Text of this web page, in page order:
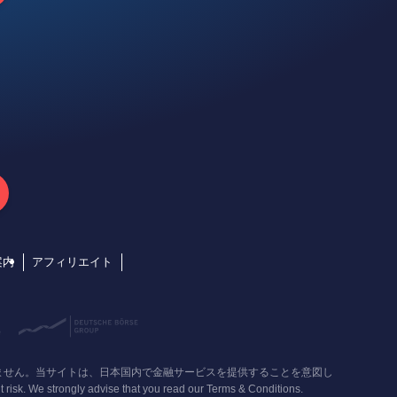
内 アフィリエイト
ん。当サイトは、日本国内で金融サービスを提供することを意図し
We strongly advise that you read our Terms & Conditions.